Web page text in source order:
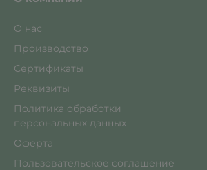
О нас
Производство
Сертификаты
Реквизиты
Политика обработки
персональных данных
Оферта
Пользовательское соглашение